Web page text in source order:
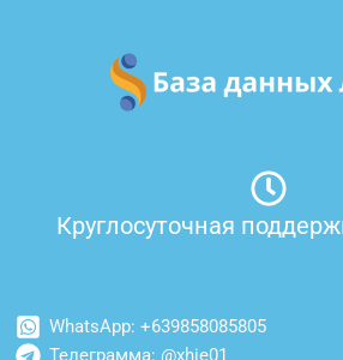
содержимому
Круглосуточная
WhatsApp: +639858085805
Телеграмма: @xhie01